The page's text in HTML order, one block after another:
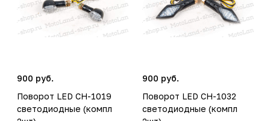
900 руб.
Поворот LED CH-1019
светодиодные (компл
900 руб.
Поворот LED CH-1032
светодиодные (компл